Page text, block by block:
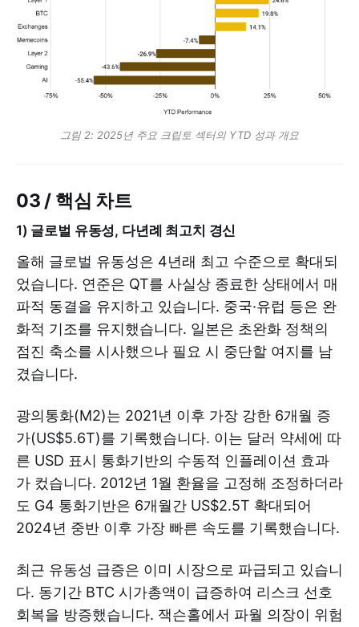
그림 2: 2025년 주요 크립토 섹터의 YTD 성과 개요
03 / 핵심 차트
1) 글로벌 유동성, 다년례 최고치 경신
올해 글로벌 유동성은 4년래 최고 수준으로 확대되
었습니다. 연준은 QT를 사실상 종료한 상태에서 매
파적 동결을 유지하고 있습니다. 중국·유럽 등은 완
화적 기조를 유지했습니다. 일본은 초완화 정책의
점진 축소를 시사했으나 필요 시 중단할 여지를 남
겼습니다.
광의통화(M2)는 2021년 이후 가장 강한 6개월 증
가(US$5.6T)를 기록했습니다. 이는 달러 약세에 따
른 USD 표시 통화기반의 수동적 인플레이션 효과
가 컸습니다. 2012년 1월 환율을 고정해 조정하더라
도 G4 통화기반은 6개월간 US$2.5T 확대되어
2024년 중반 이후 가장 빠른 속도를 기록했습니다.
최근 유동성 급증은 이미 시장으로 파급되고 있습니
다. 동기간 BTC 시가총액이 급증하여 리스크 선호
회복을 방증했습니다. 잭슨홀에서 파월 의장이 위험